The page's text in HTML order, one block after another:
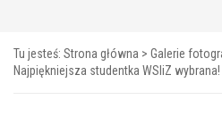
Tu jesteś: Strona główna > Galerie
Najpiękniejsza studentka WSIiZ wybrana!